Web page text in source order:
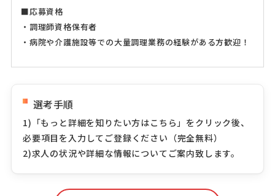
■応募資格
・調理師資格保有者
・病院や介護施設等での大量調理業務の経験がある方歓迎！
選考手順
1)「もっと詳細を知りたい方はこちら」をクリック後、
必要項目を入力してご登録ください（完全無料）
2)求人の状況や詳細な情報についてご案内致します。